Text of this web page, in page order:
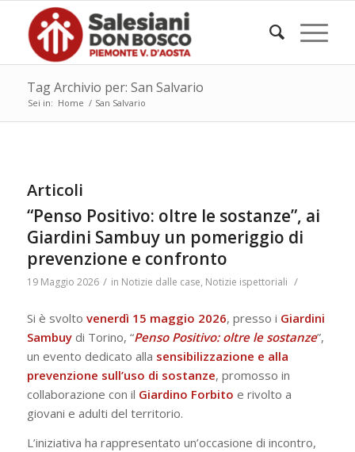
Tag Archivio per: San Salvario
Sei in: Home / San Salvario
Articoli
“Penso Positivo: oltre le sostanze”, ai
Giardini Sambuy un pomeriggio di
prevenzione e confronto
19 Maggio 2026 / in Notizie dalle case, Notizie ispettoriali /
Si è svolto venerdì 15 maggio 2026, presso i Giardini
Sambuydi Torino, “Penso Positivo: oltre le sostanze”,
un evento dedicato alla sensibilizzazione e alla
prevenzione sull’uso di sostanze, promosso in
collaborazione con il Giardino Forbito e rivolto a
giovani e adulti del territorio.
L’iniziativa ha rappresentato un’occasione di incontro,